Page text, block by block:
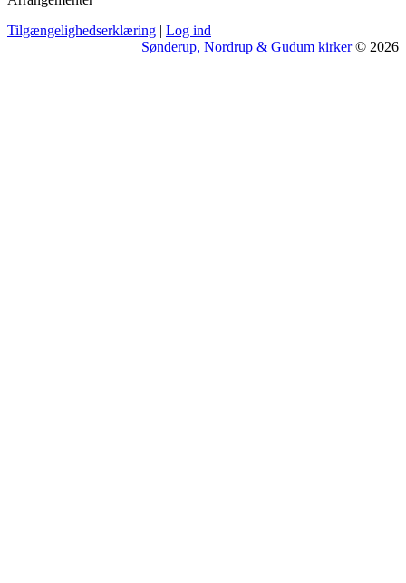
Tilgængelighedserklæring | Log ind
Sønderup, Nordrup & Gudum kirker© 2026